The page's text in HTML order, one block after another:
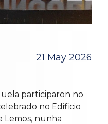
21 May 2026
participaron no
no Edificio
Lemos, nunha